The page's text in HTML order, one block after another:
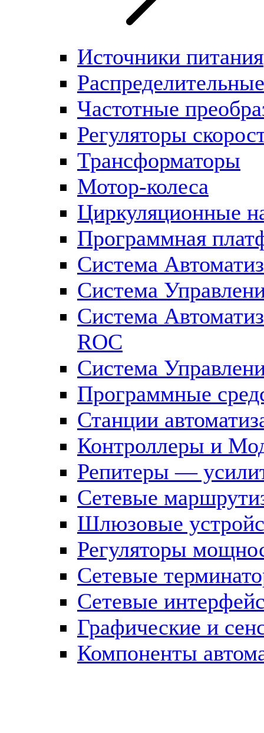
Источники питания
Частотные
Регуляторы
Трансформаторы
Мотор-колеса
Циркуляционные
Программная
Система
Система
Система
ROC
Система
Программные
Станции
Контроллеры и
Репитеры —
Сетевые
Шлюзовые
Регуляторы
Сетевые
Сетевые
Графические и
Компоненты